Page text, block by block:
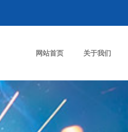
网站首页 关于我们